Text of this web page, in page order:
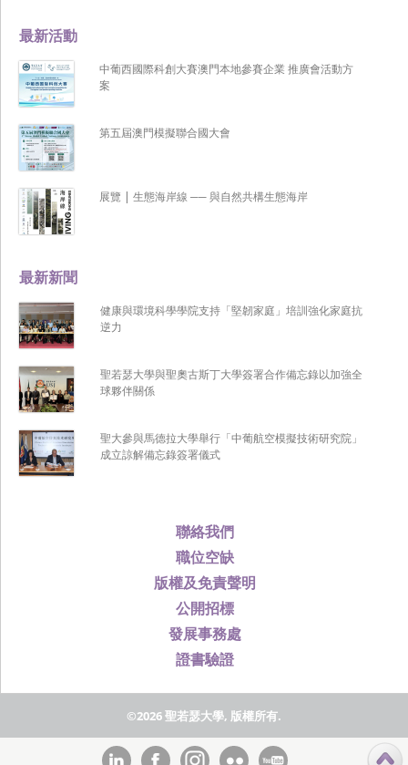
聯絡我們
職位空缺
版權及免責聲明
公開招標
發展事務處
證書驗證
最新新聞
健康與環境科學學院支持「堅韌家庭」培訓強化家庭抗
逆力
聖若瑟大學與聖奧古斯丁大學簽署合作備忘錄以加強全
球夥伴關係
聖大參與馬德拉大學舉行「中葡航空模擬技術研究院」
成立諒解備忘錄簽署儀式
最新活動
中葡西國際科創大賽澳門本地參賽企業 推廣會活動方
案
第五屆澳門模擬聯合國大會
展覽 | 生態海岸線 ── 與自然共構生態海岸
©2026 聖若瑟大學, 版權所有.